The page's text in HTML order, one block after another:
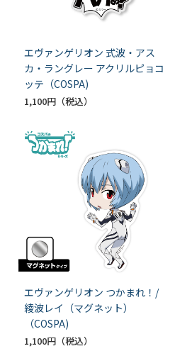
エヴァンゲリオン 式波・アス
カ・ラングレー アクリルピョコ
ッテ（COSPA)
1,100円
エヴァンゲリオン つかまれ！/
綾波レイ（マグネット）
（COSPA)
1,100円